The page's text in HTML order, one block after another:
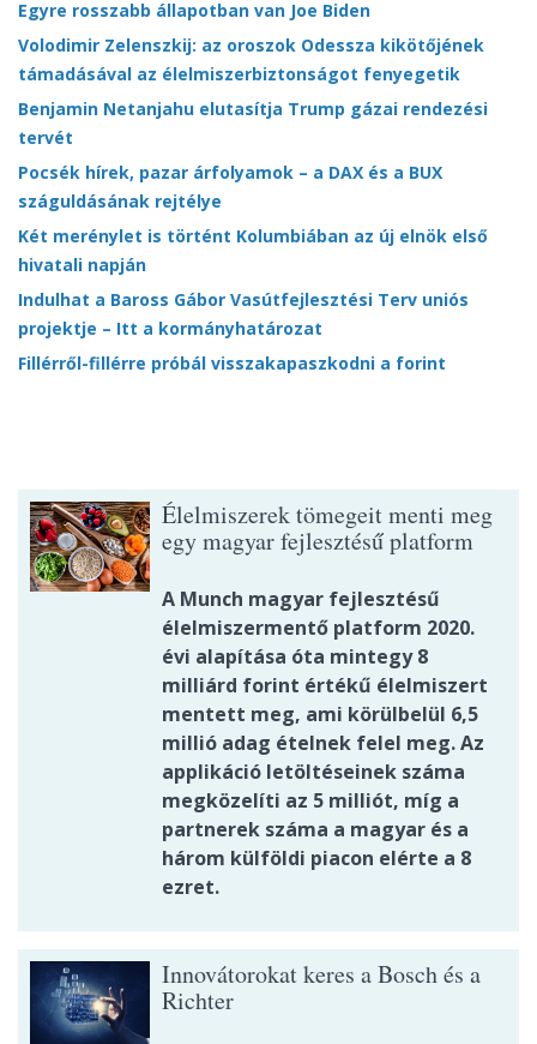
Egyre rosszabb állapotban van Joe Biden
Volodimir Zelenszkij: az oroszok Odessza kikötőjének
támadásával az élelmiszerbiztonságot fenyegetik
Benjamin Netanjahu elutasítja Trump gázai rendezési
tervét
Pocsék hírek, pazar árfolyamok – a DAX és a BUX
száguldásának rejtélye
Két merénylet is történt Kolumbiában az új elnök első
hivatali napján
Indulhat a Baross Gábor Vasútfejlesztési Terv uniós
projektje – Itt a kormányhatározat
Fillérről-fillérre próbál visszakapaszkodni a forint
Élelmiszerek tömegeit menti meg
egy magyar fejlesztésű platform
A Munch magyar fejlesztésű
élelmiszermentő platform 2020.
évi alapítása óta mintegy 8
milliárd forint értékű élelmiszert
mentett meg, ami körülbelül 6,5
millió adag ételnek felel meg. Az
applikáció letöltéseinek száma
megközelíti az 5 milliót, míg a
partnerek száma a magyar és a
három külföldi piacon elérte a 8
ezret.
Innovátorokat keres a Bosch és a
Richter